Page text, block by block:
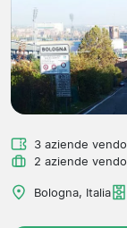
3 aziende
2 aziende
Bologna, Italia